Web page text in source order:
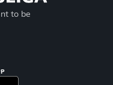
to be